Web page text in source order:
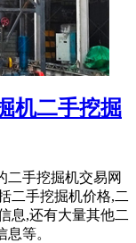
机二手挖掘
二手挖掘机交易网
二手挖掘机价格,二
息,还有大量其他二
等。